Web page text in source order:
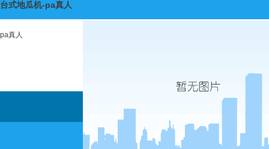
台式地瓜机-pa真人
pa真人